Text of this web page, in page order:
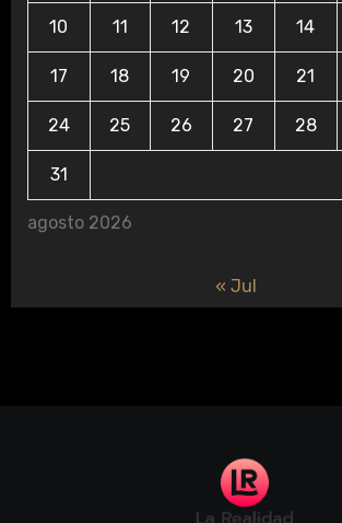
agosto 2026
10 11 12 13 14
17 18 19 20 21
24 25 26 27 28
31
« Jul